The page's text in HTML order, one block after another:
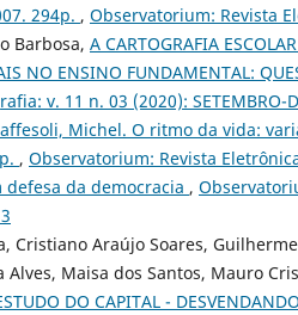
294p. , Observatorium: Revista
Barbosa, A CARTOGRAFIA
NO ENSINO FUNDAMENTAL:
v. 11 n. 03 (2020): SETEMBRO-
Michel. O ritmo da vida:
, Observatorium: Revista
defesa da democracia ,
Cristiano Araújo Soares,
Maisa dos Santos, Mauro
DO CAPITAL -